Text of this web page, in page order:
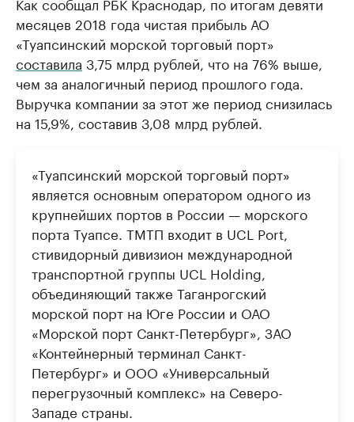
месяцев 2018 года чистая прибыль АО
«Туапсинский морской торговый порт»
составила 3,75 млрд рублей, что на 76% выше,
чем за аналогичный период прошлого года.
Выручка компании за этот же период снизилась
на 15,9%, составив 3,08 млрд рублей.
«Туапсинский морской торговый порт»
является основным оператором одного из
крупнейших портов в России — морского
порта Туапсе. ТМТП входит в UCL Port,
стивидорный дивизион международной
транспортной группы UCL Holding,
объединяющий также Таганрогский
морской порт на Юге России и ОАО
«Морской порт Санкт-Петербург», ЗАО
«Контейнерный терминал Санкт-
Петербург» и ООО «Универсальный
перегрузочный комплекс» на Северо-
Западе страны.